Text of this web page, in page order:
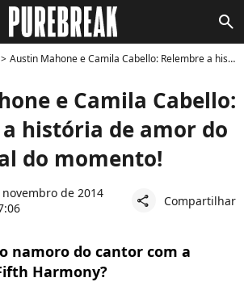
search
Austin Mahone e Camila Cabello: Relembre a história de amor do casal do momento!
e Camila Cabello:
história de amor do
do momento!
de 2014
share Compartilhar
namoro do cantor com a
Harmony?